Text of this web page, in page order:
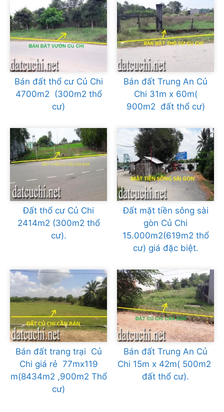
Bán đất thổ cư Củ Chi
4700m2 (300m2 thổ
cư)
Bán đất Trung An Củ
Chi 31m x 60m(
900m2 đất thổ cư)
Đất thổ cư Củ Chi
2414m2 (300m2 thổ
cư).
Đất mặt tiền sông sài
gòn Củ Chi
15.000m2(619m2 thổ
cư) giá đặc biệt.
Bán đất trang trại Củ
Chi giá rẻ 77mx119
m(8434m2 ,900m2 Thổ
cư)
Bán đất Trung An Củ
Chi 15m x 42m( 500m2
đất thổ cư).